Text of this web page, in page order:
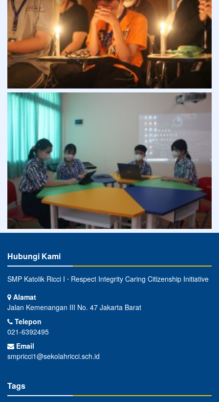
Hubungi Kami
SMP Katolik Ricci I ⋅ Respect Integrity Caring Citizenship Initiative
Alamat
Jalan Kemenangan III No. 47 Jakarta Barat
Telepon
021-6392495
Email
smpricci1@sekolahricci.sch.id
Tags